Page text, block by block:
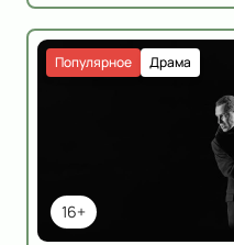
16+
Драма
Популярное